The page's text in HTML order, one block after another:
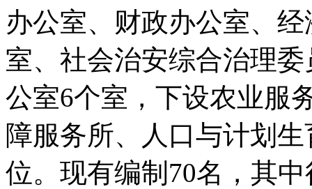
办公室、财政办公室、
室、社会治安综合治理
公室6个室，下设农业服
障服务所、人口与计划
位。现有编制70名，其